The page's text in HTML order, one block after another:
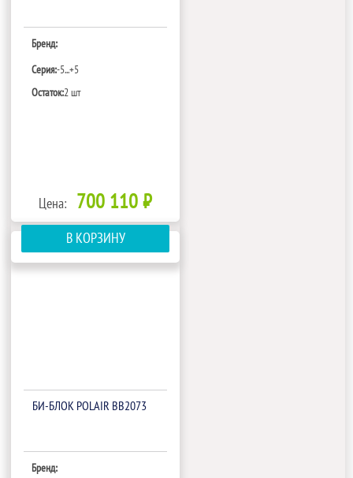
Бренд:
Серия:-5...+5
Остаток:2 шт
Цена: 700 110 ₽
В КОРЗИНУ
БИ‑БЛОК POLAIR BB2073
Бренд: